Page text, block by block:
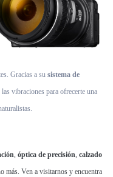
Gracias a su sistema de
vibraciones para ofrecerte una
, óptica de precisión, calzado
más. Ven a visitarnos y encuentra